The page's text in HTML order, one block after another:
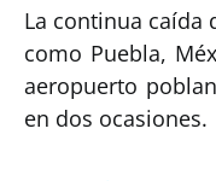
La continua caída
como Puebla,
aeropuerto
en dos ocasiones.